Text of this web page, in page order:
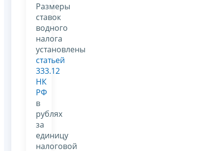
Размеры
ставок
водного
налога
установлены
статьей
333.12
НК
РФ
в
рублях
за
единицу
налоговой